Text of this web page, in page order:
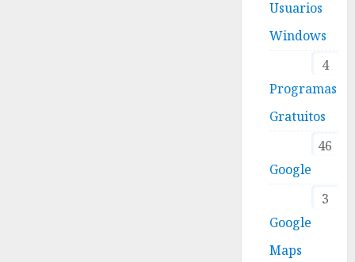
Usuarios
Windows
4
Programas
Gratuitos
46
Google
3
Google
Maps